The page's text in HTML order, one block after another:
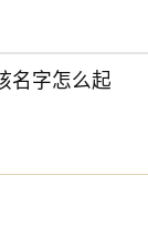
名字怎么起